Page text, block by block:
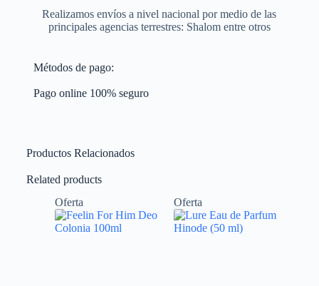
Realizamos envíos a nivel nacional por medio de las
principales agencias terrestres: Shalom entre otros
Métodos de pago:
Pago online 100% seguro
Productos Relacionados
Related products
Oferta
Oferta